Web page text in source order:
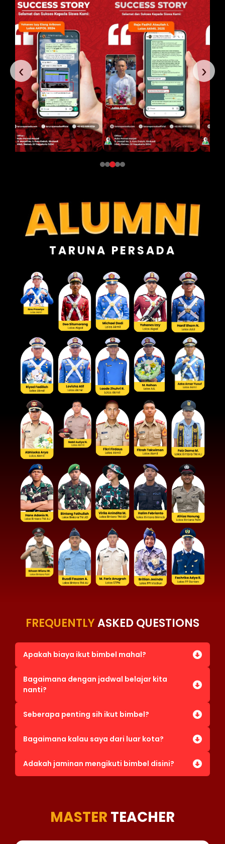
‹ ›
TARUNA PERSADA
FREQUENTLYASKED QUESTIONS
Apakah biaya ikut bimbel mahal?
Bagaimana dengan jadwal belajar kita
nanti?
Seberapa penting sih ikut bimbel?
Bagaimana kalau saya dari luar kota?
Adakah jaminan mengikuti bimbel disini?
MASTER TEACHER